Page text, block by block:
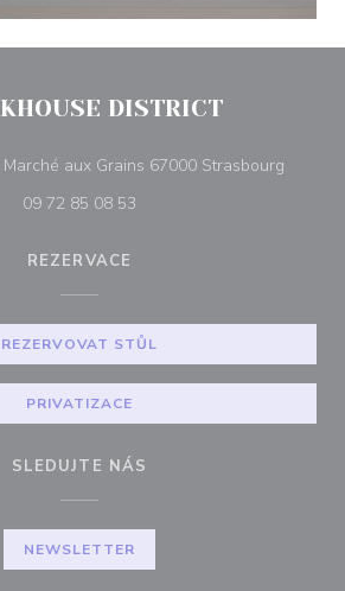
DISTRICT
aux Grains 67000 Strasbourg((otevře
09 72 85 08 53
REZERVACE
REZERVOVAT STŮL
PRIVATIZACE
SLEDUJTE NÁS
NEWSLETTER